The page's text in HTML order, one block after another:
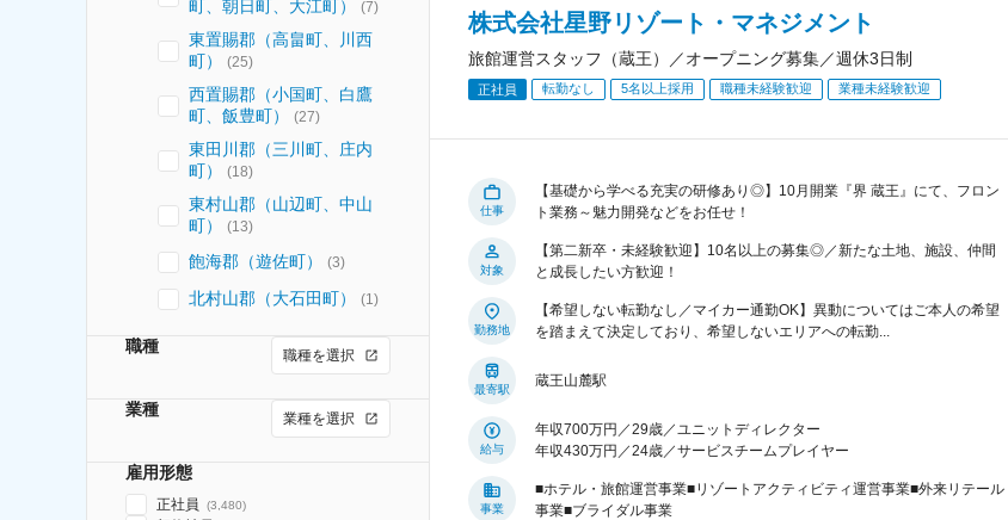
町、朝日町、大江町）
(7)
東置賜郡（高畠町、川西
町）
(25)
西置賜郡（小国町、白鷹
町、飯豊町）
(27)
東田川郡（三川町、庄内
町）
(18)
東村山郡（山辺町、中山
町）
(13)
飽海郡（遊佐町） (3)
北村山郡（大石田町） (1 )
職種 職種を選択
業種 業種を選択
雇用形態
正社員 (3,480)
株式会社星野リゾート・マネジメント
旅館運営スタッフ（蔵王）／オープニング募集／週休3日制
正社員 転勤なし 5名以上採用 職種未経験歓迎 業種未経験歓迎
仕事
【基礎から学べる充実の研修あり◎】10月開業『界 蔵王』にて、フロン
ト業務～魅力開発などをお任せ！
対象
【第二新卒・未経験歓迎】10名以上の募集◎／新たな土地、施設、仲間
と成長したい方歓迎！
勤務地
【希望しない転勤なし／マイカー通勤OK】異動についてはご本人の希望
を踏まえて決定しており、希望しないエリアへの転勤...
最寄駅
蔵王山麓駅
給与
年収700万円／29歳／ユニットディレクター
年収430万円／24歳／サービスチームプレイヤー
事業
■ホテル・旅館運営事業■リゾートアクティビティ運営事業■外来リテール
事業■ブライダル事業